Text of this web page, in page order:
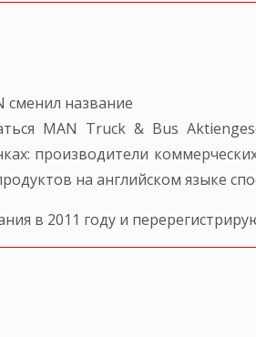
сменил название
MAN Truck & Bus
производители
на английском языке
в 2011 году и